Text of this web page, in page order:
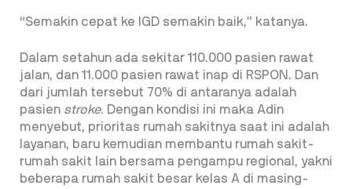
“Semakin cepat ke IGD semakin baik,” katanya.
Dalam setahun ada sekitar 110.000 pasien rawat
jalan, dan 11.000 pasien rawat inap di RSPON. Dan
dari jumlah tersebut 70% di antaranya adalah
pasien stroke. Dengan kondisi ini maka Adin
menyebut, prioritas rumah sakitnya saat ini adalah
layanan, baru kemudian membantu rumah sakit-
rumah sakit lain bersama pengampu regional, yakni
beberapa rumah sakit besar kelas A di masing-